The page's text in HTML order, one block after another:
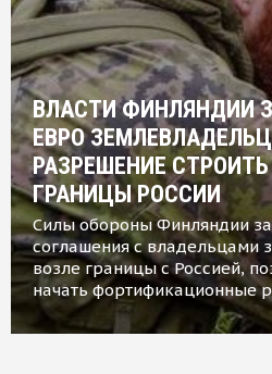
ВЛАСТИ ФИНЛЯНДИИ
ЕВРО
РАЗРЕШЕНИЕ
ГРАНИЦЫ РОССИИ
Силы обороны Финляндии
соглашения с владельцами
возле границы с Россией,
начать фортификационные